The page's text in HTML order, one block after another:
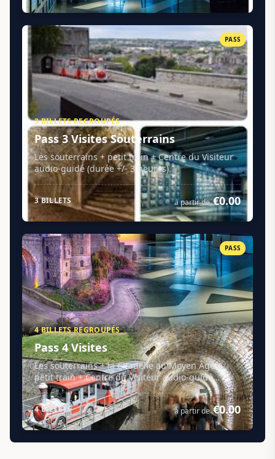
PASS
3 BILLETS REGROUPÉS
Pass 3 Visites Souterrains
Les souterrains + petit train + Centre du Visiteur
audio-guidé (durée +/- 3 heures).
3 BILLETS à partir de€0.00
PASS
4 BILLETS REGROUPÉS
Pass 4 Visites
Les souterrains + la Citadelle au Moyen Âge +
petit train + Centre du Visiteur audio-guidé
(durée +/- 4h30 min...
4 BILLETS à partir de€0.00